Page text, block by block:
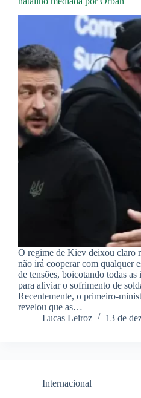
O regime de Kiev deixou claro
não irá cooperar com qualquer
de tensões, boicotando todas
para aliviar o sofrimento de
Recentemente, o primeiro-
revelou que as…
Lucas Leiroz
13 de
Internacional